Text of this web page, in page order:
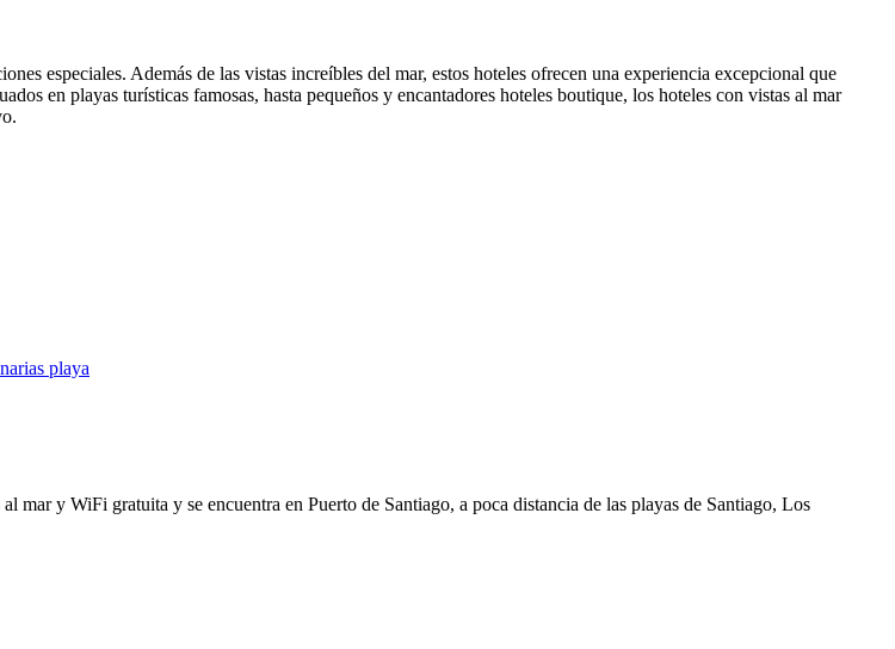
especiales. Además de las vistas increíbles del mar, estos hoteles ofrecen una experiencia excepcional que
en playas turísticas famosas, hasta pequeños y encantadores hoteles boutique, los hoteles con vistas al mar
y WiFi gratuita y se encuentra en Puerto de Santiago, a poca distancia de las playas de Santiago, Los